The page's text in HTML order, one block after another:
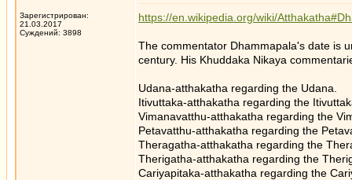
Зарегистрирован:
21.03.2017
Суждений: 3898
https://en.wikipedia.org/wiki/
The commentator Dhammapala's date is
century. His Khuddaka Nikaya
Udana-atthakatha regarding the Udana.
Itivuttaka-atthakatha regarding the
Vimanavatthu-atthakatha regarding the
Petavatthu-atthakatha regarding the
Theragatha-atthakatha regarding the
Therigatha-atthakatha regarding the
Cariyapitaka-atthakatha regarding the